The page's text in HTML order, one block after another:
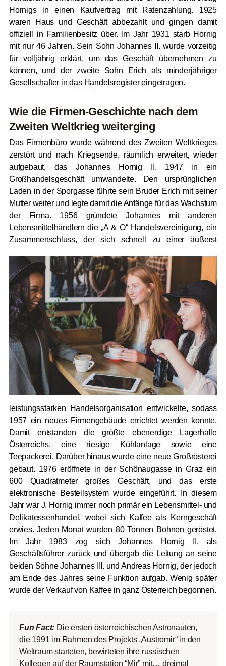
Hornigs in einen Kaufvertrag mit Ratenzahlung. 1925
waren Haus und Geschäft abbezahlt und gingen damit
offiziell in Familienbesitz über. Im Jahr 1931 starb Hornig
mit nur 46 Jahren. Sein Sohn Johannes II. wurde vorzeitig
für volljährig erklärt, um das Geschäft übernehmen zu
können, und der zweite Sohn Erich als minderjähriger
Gesellschafter in das Handelsregister eingetragen.
Wie die Firmen-Geschichte nach dem
Zweiten Weltkrieg weiterging
Das Firmenbüro wurde während des Zweiten Weltkrieges
zerstört und nach Kriegsende, räumlich erweitert, wieder
aufgebaut, das Johannes Hornig II. 1947 in ein
Großhandelsgeschäft umwandelte. Den ursprünglichen
Laden in der Sporgasse führte sein Bruder Erich mit seiner
Mutter weiter und legte damit die Anfänge für das Wachstum
der Firma. 1956 gründete Johannes mit anderen
Lebensmittelhändlern die „A & O“ Handelsvereinigung, ein
Zusammenschluss, dersich schnell zu einer äußerst
leistungsstarken Handelsorganisation entwickelte, sodass
1957 ein neues Firmengebäude errichtet werden konnte.
Damit entstanden die größte ebenerdige Lagerhalle
Österreichs, eine riesige Kühlanlage sowie eine
Teepackerei. Darüber hinaus wurde eine neue Großrösterei
gebaut. 1976 eröffnete in der Schönaugasse in Graz ein
600 Quadratmeter großes Geschäft, und das erste
elektronische Bestellsystem wurde eingeführt. In diesem
Jahr war J. Hornig immer noch primär ein Lebensmittel- und
Delikatessenhandel, wobei sich Kaffee als Kerngeschäft
erwies. Jeden Monat wurden 80 Tonnen Bohnen geröstet.
Im Jahr 1983 zog sich Johannes Hornig II. als
Geschäftsführer zurück und übergab die Leitung an seine
beiden Söhne Johannes III. und Andreas Hornig, der jedoch
am Ende des Jahres seine Funktion aufgab. Wenig später
wurde der Verkauf von Kaffee in ganz Österreich begonnen.
Fun Fact: Die ersten österreichischen Astronauten,
die 1991 im Rahmen des Projekts „Austromir“ in den
Weltraum starteten, bewirteten ihre russischen
Kollegen auf der Raumstation “Mir” mit… dreimal